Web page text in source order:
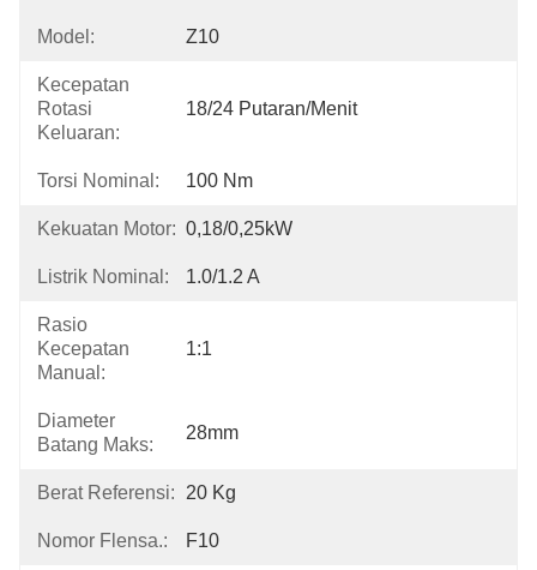
Model: Z10
Kecepatan
Rotasi
Keluaran:
18/24 Putaran/menit
Torsi Nominal: 100 Nm
Kekuatan Motor: 0,18/0,25kW
Listrik Nominal: 1.0/1.2 A
Rasio
Kecepatan
Manual:
1:1
Diameter
Batang Maks:
28mm
Berat Referensi: 20 Kg
Nomor Flensa.: F10